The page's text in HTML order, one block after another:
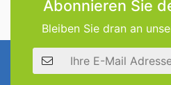
Abonnieren Sie
Bleiben Sie dran an
E-Mail Adresse